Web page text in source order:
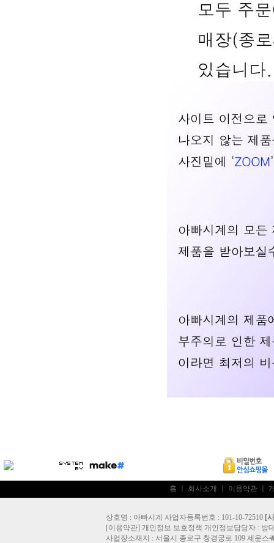
홈 회사소개 이용약관
상호명 : 아빠시계 사업자등록번호 : 101-10-72510 [
[이용약관] 개인정보 보호정책 개인정보담당자 : 방
사업장소재지 : 서울시 종로구 창경궁로 109 세운스